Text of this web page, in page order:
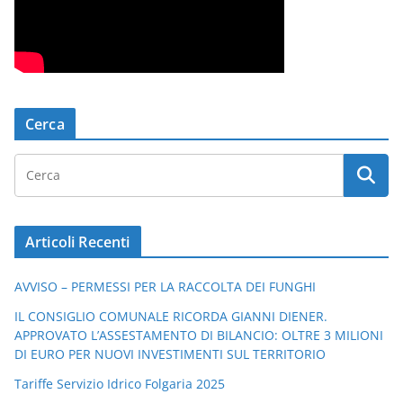
Cerca
Articoli Recenti
AVVISO – PERMESSI PER LA RACCOLTA DEI FUNGHI
IL CONSIGLIO COMUNALE RICORDA GIANNI DIENER.
APPROVATO L’ASSESTAMENTO DI BILANCIO: OLTRE 3 MILIONI
DI EURO PER NUOVI INVESTIMENTI SUL TERRITORIO
Tariffe Servizio Idrico Folgaria 2025